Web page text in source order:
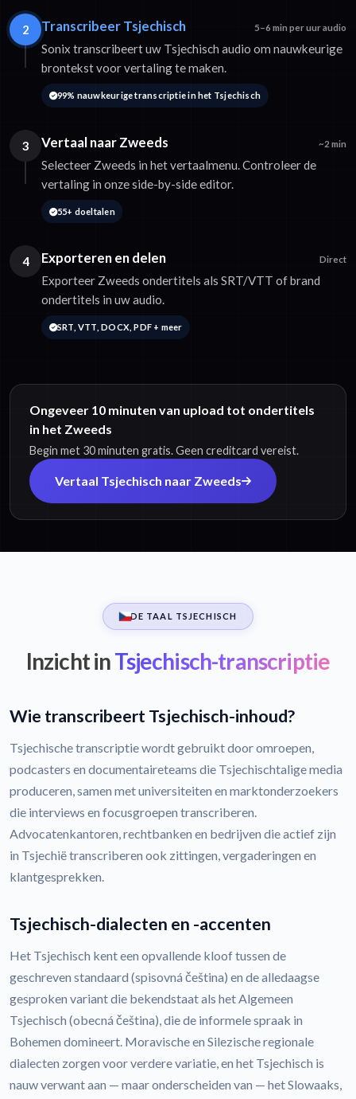
2 Transcribeer Tsjechisch 5–6 min per uur audio
Sonix transcribeert uw Tsjechisch audio om nauwkeurige
brontekst voor vertaling te maken.
99% nauwkeurige transcriptie in het Tsjechisch
3 Vertaal naar Zweeds ~2 min
Selecteer Zweeds in het vertaalmenu. Controleer de
vertaling in onze side-by-side editor.
55+ doeltalen
4 Exporteren en delen Direct
Exporteer Zweeds ondertitels als SRT/VTT of brand
ondertitels in uw audio.
SRT, VTT, DOCX, PDF + meer
Ongeveer 10 minuten van upload tot ondertitels
in het Zweeds
Begin met 30 minuten gratis. Geen creditcard vereist.
Vertaal Tsjechisch naar Zweeds
DE TAAL TSJECHISCH
Inzicht inTsjechisch-transcriptie
Wie transcribeert Tsjechisch-inhoud?
Tsjechische transcriptie wordt gebruikt door omroepen,
podcasters en documentaireteams die Tsjechischtalige media
produceren, samen met universiteiten en marktonderzoekers
die interviews en focusgroepen transcriberen.
Advocatenkantoren, rechtbanken en bedrijven die actief zijn
in Tsjechië transcriberen ook zittingen, vergaderingen en
klantgesprekken.
Tsjechisch-dialecten en -accenten
Het Tsjechisch kent een opvallende kloof tussen de
geschreven standaard (spisovná čeština) en de alledaagse
gesproken variant die bekendstaat als het Algemeen
Tsjechisch (obecná čeština), die de informele spraak in
Bohemen domineert. Moravische en Silezische regionale
dialecten zorgen voor verdere variatie, en het Tsjechisch is
nauw verwant aan — maar onderscheiden van — het Slowaaks,